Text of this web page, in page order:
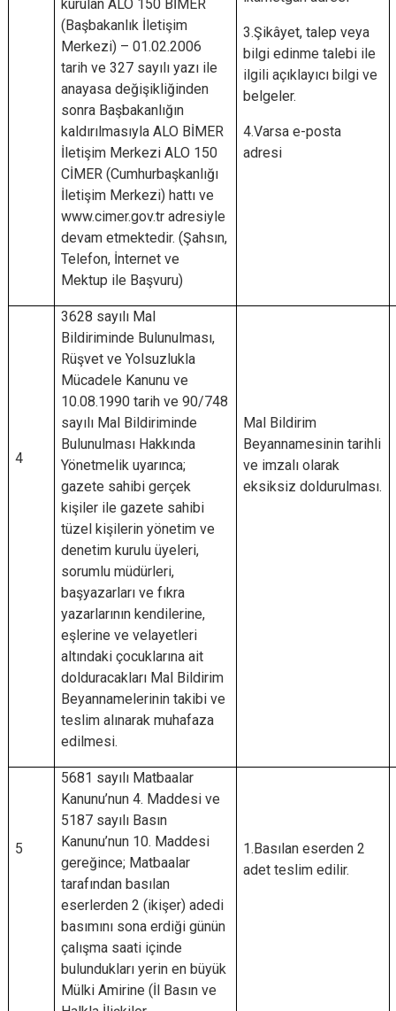
kurulan ALO 150 BİMER
(Başbakanlık İletişim
Merkezi) – 01.02.2006
tarih ve 327 sayılı yazı ile
anayasa değişikliğinden
sonra Başbakanlığın
kaldırılmasıyla ALO BİMER
İletişim Merkezi ALO 150
CİMER (Cumhurbaşkanlığı
İletişim Merkezi) hattı ve
www.cimer.gov.tr adresiyle
devam etmektedir. (Şahsın,
Telefon, İnternet ve
Mektup ile Başvuru)
3.Şikâyet, talep veya
bilgi edinme talebi ile
ilgili açıklayıcı bilgi ve
belgeler.
4.Varsa e-posta
adresi
4
3628 sayılı Mal
Bildiriminde Bulunulması,
Rüşvet ve Yolsuzlukla
Mücadele Kanunu ve
10.08.1990 tarih ve 90/748
sayılı Mal Bildiriminde
Bulunulması Hakkında
Yönetmelik uyarınca;
gazete sahibi gerçek
kişiler ile gazete sahibi
tüzel kişilerin yönetim ve
denetim kurulu üyeleri,
sorumlu müdürleri,
başyazarları ve fıkra
yazarlarının kendilerine,
eşlerine ve velayetleri
altındaki çocuklarına ait
dolduracakları Mal Bildirim
Beyannamelerinin takibi ve
teslim alınarak muhafaza
edilmesi.
Mal Bildirim
Beyannamesinin tarihli
ve imzalı olarak
eksiksiz doldurulması.
5
5681 sayılı Matbaalar
Kanunu’nun 4. Maddesi ve
5187 sayılı Basın
Kanunu’nun 10. Maddesi
gereğince; Matbaalar
tarafından basılan
eserlerden 2 (ikişer) adedi
basımını sona erdiği günün
çalışma saati içinde
bulundukları yerin en büyük
Mülki Amirine (İl Basın ve
1.Basılan eserden 2
adet teslim edilir.